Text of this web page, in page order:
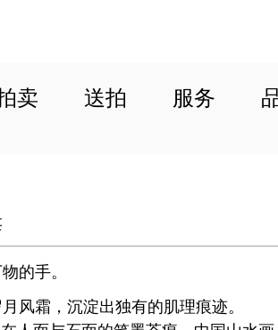
卖 送拍 服务
的手。
风霜，沉淀出独有的肌理痕迹。